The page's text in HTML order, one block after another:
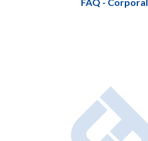
FAQ - Corporal